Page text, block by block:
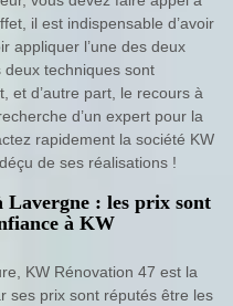
il est indispensable d’avoir
appliquer l’une des deux
techniques sont
et d’autre part, le recours à
d’un expert pour la
rapidement la société KW
de ses réalisations !
Lavergne : les prix sont
à KW
KW Rénovation 47 est la
ses prix sont réputés être les